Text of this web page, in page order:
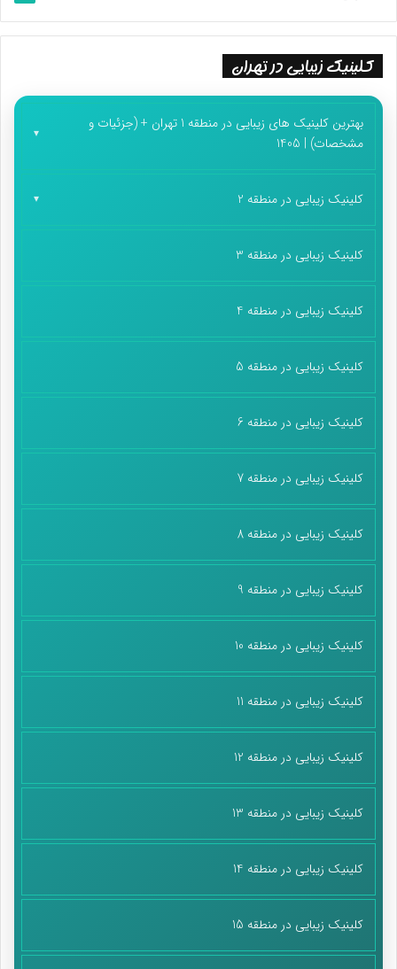
کلینیک زیبایی در تهران
بهترین کلینیک های زیبایی در منطقه 1 تهران + (جزئیات و
مشخصات) | 1405
کلینیک زیبایی در منطقه 2
کلینیک زیبایی در منطقه 3
کلینیک زیبایی در منطقه 4
کلینیک زیبایی در منطقه 5
کلینیک زیبایی در منطقه 6
کلینیک زیبایی در منطقه 7
کلینیک زیبایی در منطقه 8
کلینیک زیبایی در منطقه 9
کلینیک زیبایی در منطقه 10
کلینیک زیبایی در منطقه 11
کلینیک زیبایی در منطقه 12
کلینیک زیبایی در منطقه 13
کلینیک زیبایی در منطقه 14
کلینیک زیبایی در منطقه 15